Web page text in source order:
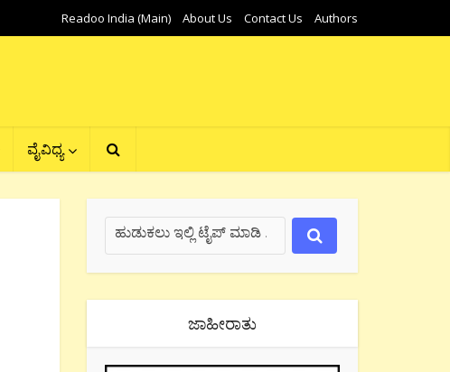
Readoo India (Main) About Us Contact Us Authors
ವೈವಿಧ್ಯ
ಜಾಹೀರಾತು